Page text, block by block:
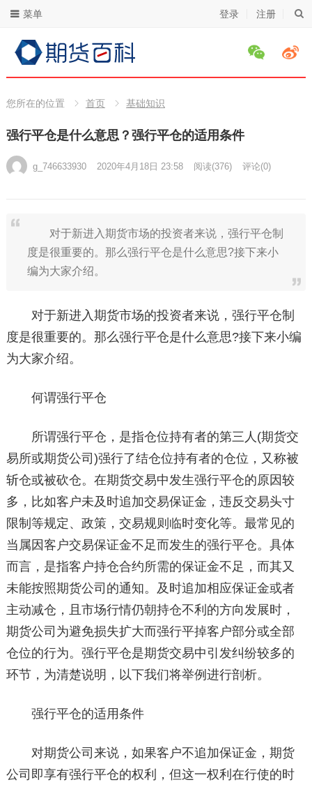
登录 注册
菜单
您所在的位置 首页 基础知识
强行平仓是什么意思？强行平仓的适用条件
g_746633930 2020年4月18日 23:58 阅读(376) 评论(0)
对于新进入期货市场的投资者来说，强行平仓制
度是很重要的。那么强行平仓是什么意思?接下来小
编为大家介绍。
对于新进入期货市场的投资者来说，强行平仓制
度是很重要的。那么强行平仓是什么意思?接下来小编
为大家介绍。
何谓强行平仓
所谓强行平仓，是指仓位持有者的第三人(期货交
易所或期货公司)强行了结仓位持有者的仓位，又称被
斩仓或被砍仓。在期货交易中发生强行平仓的原因较
多，比如客户未及时追加交易保证金，违反交易头寸
限制等规定、政策，交易规则临时变化等。最常见的
当属因客户交易保证金不足而发生的强行平仓。具体
而言，是指客户持仓合约所需的保证金不足，而其又
未能按照期货公司的通知。及时追加相应保证金或者
主动减仓，且市场行情仍朝持仓不利的方向发展时，
期货公司为避免损失扩大而强行平掉客户部分或全部
仓位的行为。强行平仓是期货交易中引发纠纷较多的
环节，为清楚说明，以下我们将举例进行剖析。
强行平仓的适用条件
对期货公司来说，如果客户不追加保证金，期货
公司即享有强行平仓的权利，但这一权利在行使的时